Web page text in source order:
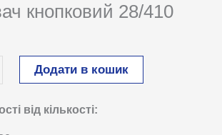
кнопковий 28/410
Додати в кошик
від кількості: